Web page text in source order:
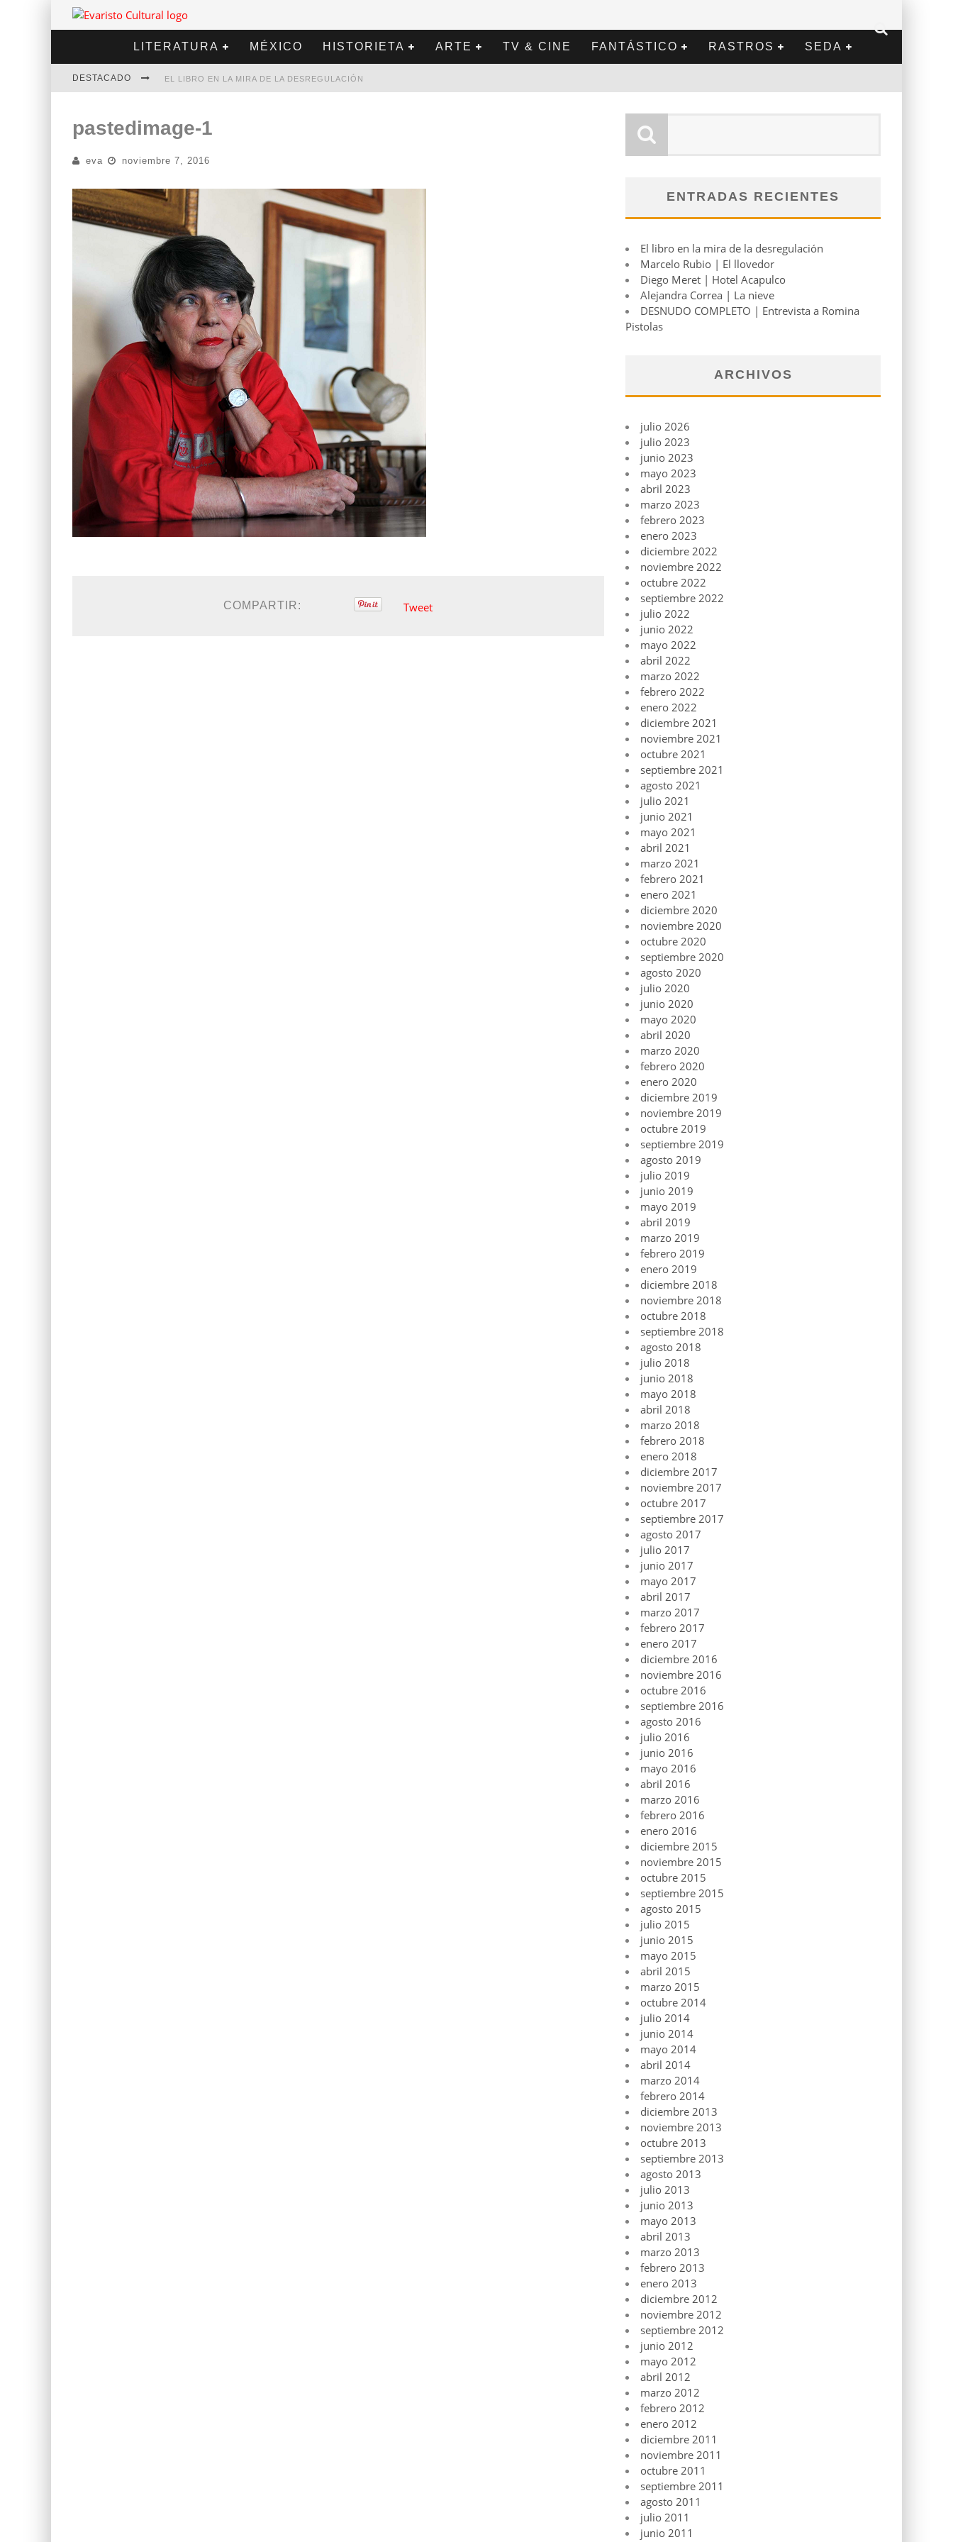
LITERATURA MÉXICO HISTORIETA ARTE TV & CINE FANTÁSTICO RASTROS SEDA
DESTACADO EL LIBRO EN LA MIRA DE LA DESREGULACIÓN
DIEGO MERET | HOTEL ACAPULCO
ALEJANDRA CORREA | LA NIEVE
pastedimage-1
eva noviembre 7, 2016
COMPARTIR: Tweet
ENTRADAS RECIENTES
El libro en la mira de la desregulación
Marcelo Rubio | El llovedor
Diego Meret | Hotel Acapulco
Alejandra Correa | La nieve
DESNUDO COMPLETO | Entrevista a Romina
Pistolas
ARCHIVOS
julio 2026
julio 2023
junio 2023
mayo 2023
abril 2023
marzo 2023
febrero 2023
enero 2023
diciembre 2022
noviembre 2022
octubre 2022
septiembre 2022
julio 2022
junio 2022
mayo 2022
abril 2022
marzo 2022
febrero 2022
enero 2022
diciembre 2021
noviembre 2021
octubre 2021
septiembre 2021
agosto 2021
julio 2021
junio 2021
mayo 2021
abril 2021
marzo 2021
febrero 2021
enero 2021
diciembre 2020
noviembre 2020
octubre 2020
septiembre 2020
agosto 2020
julio 2020
junio 2020
mayo 2020
abril 2020
marzo 2020
febrero 2020
enero 2020
diciembre 2019
noviembre 2019
octubre 2019
septiembre 2019
agosto 2019
julio 2019
junio 2019
mayo 2019
abril 2019
marzo 2019
febrero 2019
enero 2019
diciembre 2018
noviembre 2018
octubre 2018
septiembre 2018
agosto 2018
julio 2018
junio 2018
mayo 2018
abril 2018
marzo 2018
febrero 2018
enero 2018
diciembre 2017
noviembre 2017
octubre 2017
septiembre 2017
agosto 2017
julio 2017
junio 2017
mayo 2017
abril 2017
marzo 2017
febrero 2017
enero 2017
diciembre 2016
noviembre 2016
octubre 2016
septiembre 2016
agosto 2016
julio 2016
junio 2016
mayo 2016
abril 2016
marzo 2016
febrero 2016
enero 2016
diciembre 2015
noviembre 2015
octubre 2015
septiembre 2015
agosto 2015
julio 2015
junio 2015
mayo 2015
abril 2015
marzo 2015
octubre 2014
julio 2014
junio 2014
mayo 2014
abril 2014
marzo 2014
febrero 2014
diciembre 2013
noviembre 2013
octubre 2013
septiembre 2013
agosto 2013
julio 2013
junio 2013
mayo 2013
abril 2013
marzo 2013
febrero 2013
enero 2013
diciembre 2012
noviembre 2012
septiembre 2012
junio 2012
mayo 2012
abril 2012
marzo 2012
febrero 2012
enero 2012
diciembre 2011
noviembre 2011
octubre 2011
septiembre 2011
agosto 2011
julio 2011
junio 2011